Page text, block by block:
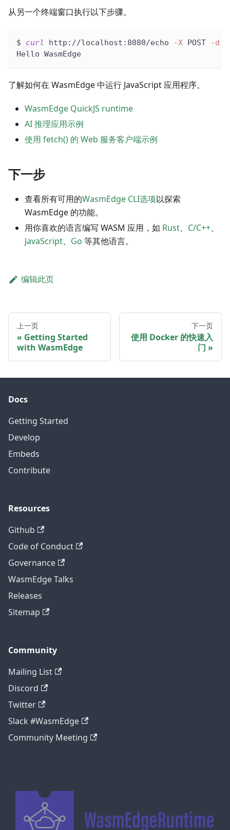
从另一个终端窗口执行以下步骤。
$ curl http://localhost:8080/echo -X POST -d
Hello WasmEdge
了解如何在 WasmEdge 中运行 JavaScript 应用程序。
WasmEdge QuickJS runtime
AI 推理应用示例
使用 fetch() 的 Web 服务客户端示例
下一步
查看所有可用的WasmEdge CLI选项以探索
WasmEdge 的功能。
用你喜欢的语言编写 WASM 应用，如 Rust、 C/C++、
JavaScript、 Go 等其他语言。
编辑此页
上一页
Getting Started
with WasmEdge
下一页
使用 Docker 的快速入
门
Docs
Getting Started
Develop
Embeds
Contribute
Resources
Github
Code of Conduct
Governance
WasmEdge Talks
Releases
Sitemap
Community
Mailing List
Discord
Twitter
Slack #WasmEdge
Community Meeting